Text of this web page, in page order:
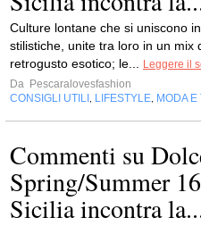
Culture lontane che si uniscono
stilistiche, unite tra loro in un mix
retrogusto esotico; le...
Leggere il
Da Pescaralovesfashion
CONSIGLI UTILI
LIFESTYLE MODA
Commenti su
Spring/Summer
Sicilia incontra